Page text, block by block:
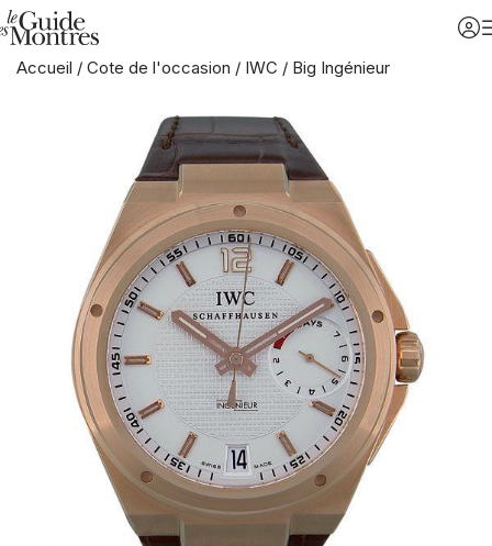
Accueil / Cote de l'occasion / IWC / Big Ingénieur